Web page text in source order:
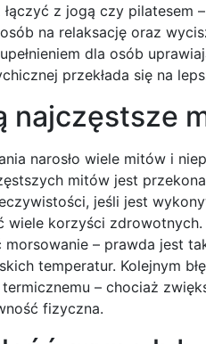
łączyć z jogą czy
na relaksację oraz
dla osób
przekłada się na
najczęstsze
narosło wiele mitów i
mitów jest
jeśli jest
wiele korzyści
morsowanie – prawda jest
temperatur. Kolejnym
– chociaż
fizyczna.